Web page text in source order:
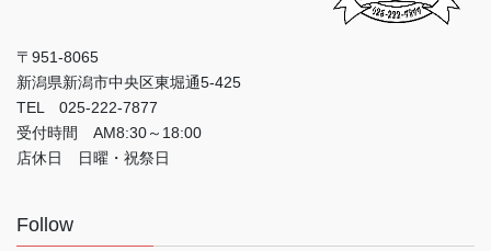
〒951-8065
新潟県新潟市中央区東堀通5-425
TEL 025-222-7877
受付時間 AM8:30～18:00
店休日 日曜・祝祭日
Follow